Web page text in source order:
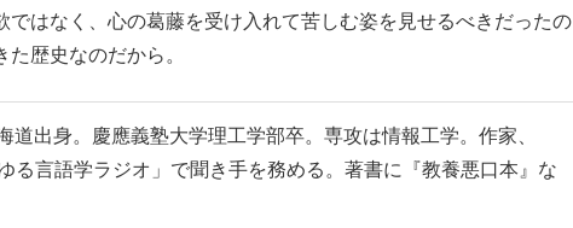
ではなく、心の葛藤を受け入れて苦しむ姿を見せるべきだったの
歴史なのだから。
道出身。慶應義塾大学理工学部卒。専攻は情報工学。作家、
る言語学ラジオ」で聞き手を務める。著書に『教養悪口本』な